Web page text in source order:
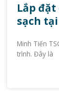
Lắp
sạch
Minh Tiến
trình. Đây là